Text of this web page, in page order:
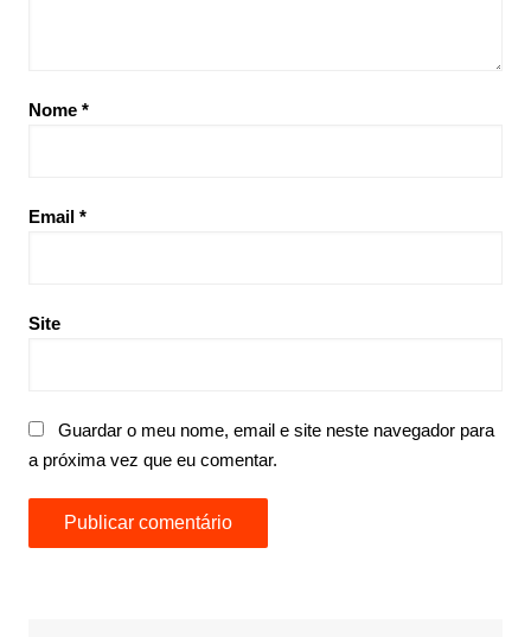
Nome *
Email *
Site
Guardar o meu nome, email e site neste navegador para
a próxima vez que eu comentar.